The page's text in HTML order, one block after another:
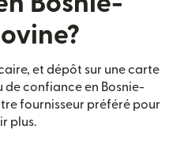
et dépôt sur une carte
confiance en Bosnie-
fournisseur préféré pour
plus.